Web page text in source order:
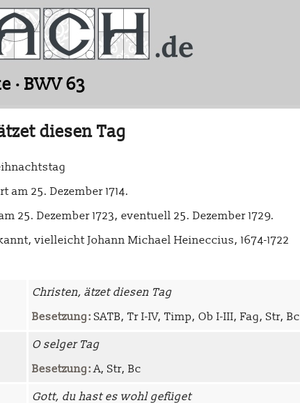
· BWV 63
diesen Tag
am 25. Dezember 1714.
25. Dezember 1723, eventuell 25. Dezember 1729.
vielleicht Johann Michael Heineccius, 1674-1722
Christen, ätzet diesen Tag
Besetzung: SATB, Tr I-IV, Timp, Ob I-III, Fag, Str, Bc
O selger Tag
Besetzung:A, Str, Bc
Gott, du hast es wohl gefüget